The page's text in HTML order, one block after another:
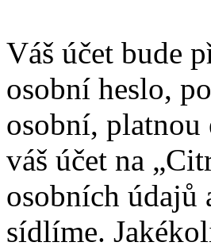
Váš účet bude
osobní heslo,
osobní, platnou
váš účet na
osobních údajů
sídlíme.